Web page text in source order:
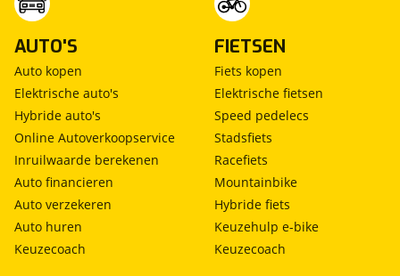
AUTO'S
Auto kopen
Elektrische auto's
Hybride auto's
Online Autoverkoopservice
Inruilwaarde berekenen
Auto financieren
Auto verzekeren
Auto huren
Keuzecoach
FIETSEN
Fiets kopen
Elektrische fietsen
Speed pedelecs
Stadsfiets
Racefiets
Mountainbike
Hybride fiets
Keuzehulp e-bike
Keuzecoach